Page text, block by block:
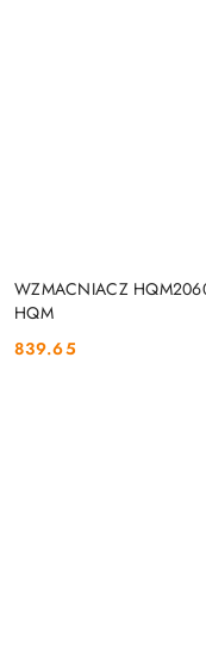
WZMACNIACZ
HQM
Cena:
839.65